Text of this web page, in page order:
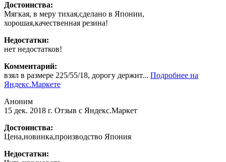
Достоинства:
Мягкая, в меру тихая,сделано в Японии,
хорошая,качественная резина!
Недостатки:
нет недостатков!
Комментарий:
взял в размере 225/55/18, дорогу держит... Подробнее на
Яндекс.Маркете
Аноним
15 дек. 2018 г. Отзыв с Яндекс.Маркет
Достоинства:
Цена,новинка,производство Япония
Недостатки: